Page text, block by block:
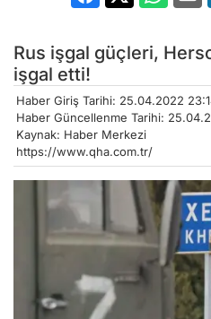
Rus işgal güçleri,
işgal etti!
Haber Giriş Tarihi: 25.04.2022
Haber Güncellenme Tarihi:
Kaynak: Haber Merkezi
https://www.qha.com.tr/